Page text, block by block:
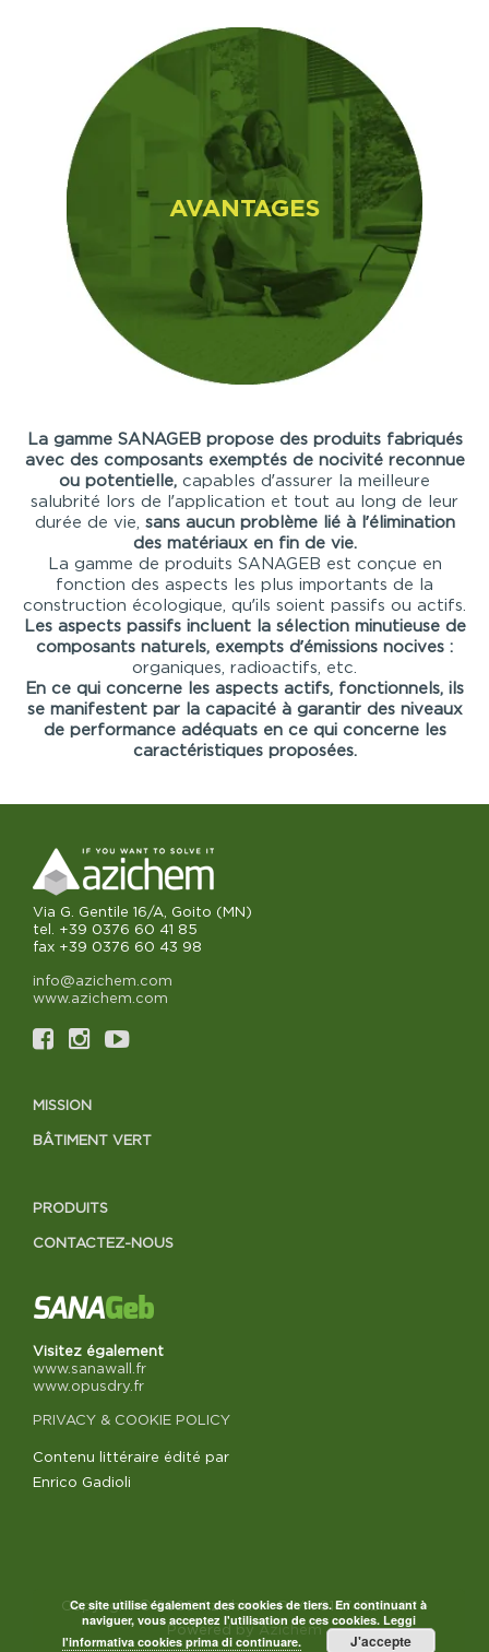
AVANTAGES
La gamme SANAGEB propose des produits fabriqués
avec des composants exemptés de nocivité reconnue
ou potentielle, capables d’assurer la meilleure
salubrité lors de l’application et tout au long de leur
durée de vie, sans aucun problème lié à l’élimination
des matériaux en fin de vie.
La gamme de produits SANAGEB est conçue en
fonction des aspects les plus importants de la
construction écologique, qu’ils soient passifs ou actifs.
Les aspects passifs incluent la sélection minutieuse de
composants naturels, exempts d’émissions nocives :
organiques, radioactifs, etc.
En ce qui concerne les aspects actifs, fonctionnels, ils
se manifestent par la capacité à garantir des niveaux
de performance adéquats en ce qui concerne les
caractéristiques proposées.
Via G. Gentile 16/A, Goito (MN)
tel. +39 0376 60 41 85
fax +39 0376 60 43 98
info@azichem.com
www.azichem.com
MISSION
BÂTIMENT VERT
PRODUITS
CONTACTEZ-NOUS
Visitez également
www.sanawall.fr
www.opusdry.fr
PRIVACY & COOKIE POLICY
Contenu littéraire édité par
Enrico Gadioli
Copyright © 2020 Azichem - P.IVA 01474220207 -
Powered byAzichem
Ce site utilise également des cookies de tiers. En continuant à
naviguer, vous acceptez l'utilisation de ces cookies. Leggi
l'informativa cookies prima di continuare.
J'accepte